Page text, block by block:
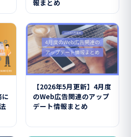
報まとめ
【2026年5月更新】4月度
のWeb広告関連のアップ
デート情報まとめ